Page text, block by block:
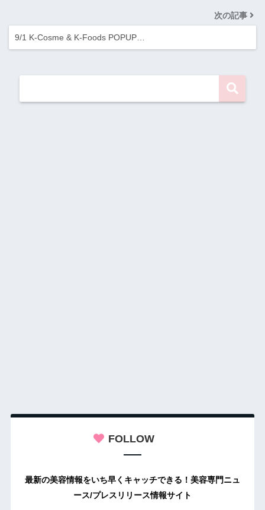
次の記事
9/1 K-Cosme & K-Foods POPUP…
FOLLOW
最新の美容情報をいち早くキャッチできる！美容専門ニュ
ース/プレスリリース情報サイト